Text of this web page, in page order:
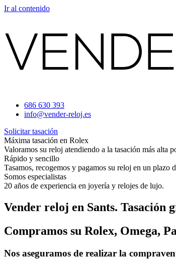
Ir al contenido
686 630 393
info@vender-reloj.es
Solicitar tasación
Máxima tasación en Rolex
Valoramos su reloj atendiendo a la tasación más alta
Rápido y sencillo
Tasamos, recogemos y pagamos su reloj en un plazo
Somos especialistas
20 años de experiencia en joyería y relojes de lujo.
Vender reloj en Sants. Tasación
Compramos su Rolex, Omega,
Nos aseguramos de realizar la